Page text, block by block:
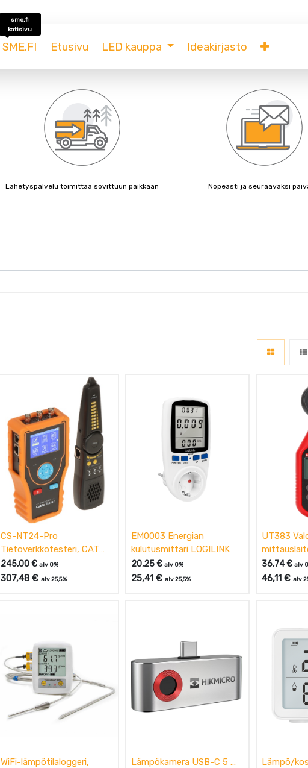
SME.FI
sme.fi
kotisivu
Etusivu LED kauppa Ideakirjasto
Lähetyspalvelu toimittaa sovittuun paikkaan Nopeasti ja seuraavaksi
CS-NT24-Pro
Tietoverkkotesteri, CAT
5,5e,6,6e RJ11, COAX
245,00€ alv 0%
307,48€ alv 25,5%
EM0003 Energian
kulutusmittari LOGILINK
20,25€ alv 0%
25,41€ alv 25,5%
UT383
36,74€ alv
46,11€ alv
WiFi-lämpötilaloggeri,
Lämpökamera USB-C 5 ...
Lämpö/